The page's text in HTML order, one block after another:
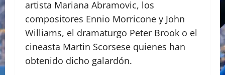
artista Mariana Abramovic, los
compositores Ennio Morricone y John
Williams, el dramaturgo Peter Brook o el
cineasta Martin Scorsese quienes han
obtenido dicho galardón.